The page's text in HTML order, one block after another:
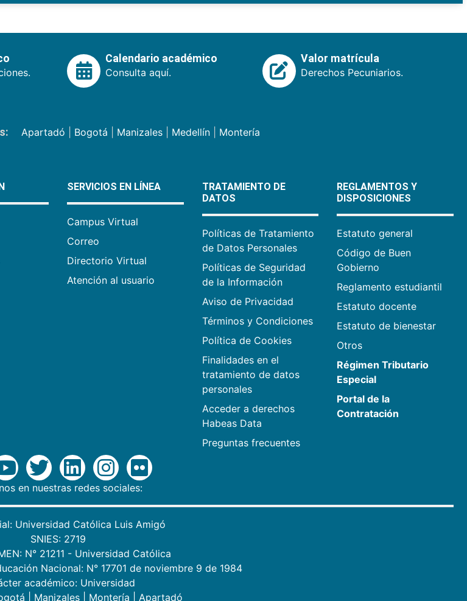
Calendario académico
Consulta aquí.
Valor matrícula
Derechos Pecuniarios.
Apartadó Bogotá Manizales| Medellín| Montería
SERVICIOS EN LÍNEA
Campus Virtual
Correo
Directorio Virtual
Atención al usuario
TRATAMIENTO DE
DATOS
Políticas de Tratamiento
de Datos Personales
Políticas de Seguridad
de la Información
Aviso de Privacidad
Términos y Condiciones
Política de Cookies
Finalidades en el
tratamiento de datos
personales
Acceder a derechos
Habeas Data
Preguntas frecuentes
REGLAMENTOS Y
DISPOSICIONES
Estatuto general
Código de Buen
Gobierno
Reglamento estudiantil
Estatuto docente
Estatuto de bienestar
Otros
Régimen Tributario
Especial
Portal de la
Contratación
en nuestras redes sociales:
Universidad Católica Luis Amigó
SNIES: 2719
N° 21211 - Universidad Católica
Nacional: N° 17701 de noviembre 9 de 1984
académico: Universidad
Manizales Montería Apartadó